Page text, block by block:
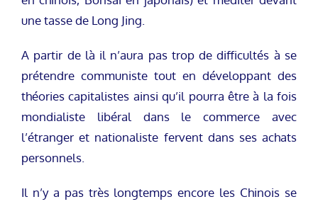
une tasse de Long Jing.
A partir de là il n’aura pas trop de difficultés à se
prétendre communiste tout en développant des
théories capitalistes ainsi qu’il pourra être à la fois
mondialiste libéral dans le commerce avec
l’étranger et nationaliste fervent dans ses achats
personnels.
Il n’y a pas très longtemps encore les Chinois se